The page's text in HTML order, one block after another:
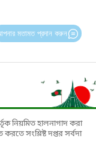
মতামত প্রদান করুন
নিয়মিত হালনাগাদ করা
সংশ্লিষ্ট দপ্তর সর্বদা